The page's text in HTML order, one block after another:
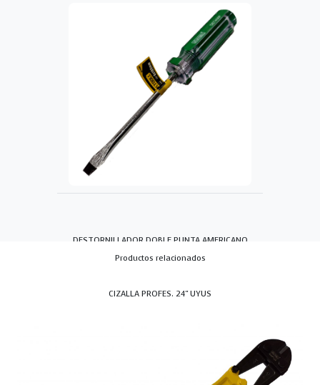
DESTORNILLADOR DOBLE PUNTA AMERICANO
Productos relacionados
CIZALLA PROFES. 24" UYUS